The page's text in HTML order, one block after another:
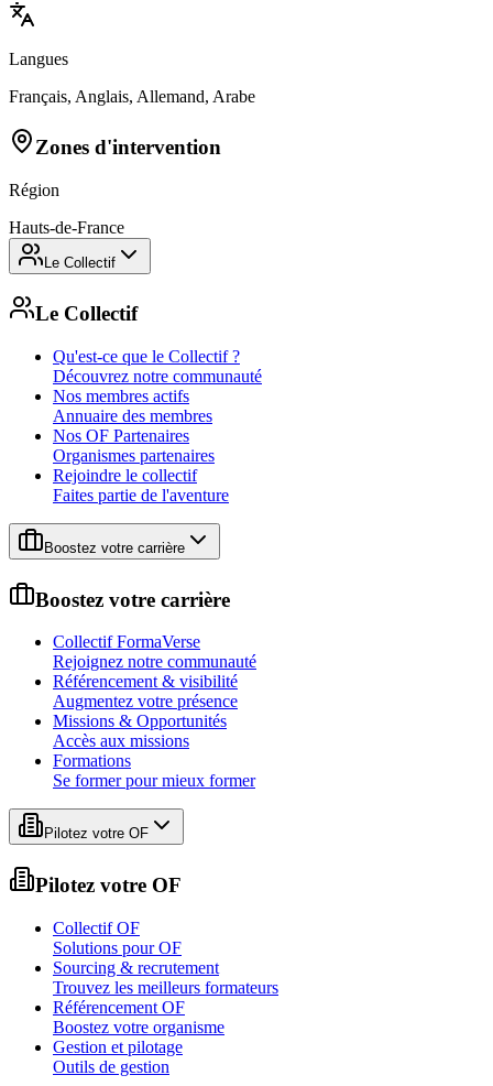
Langues
Français, Anglais, Allemand, Arabe
Zones d'intervention
Région
Hauts-de-France
Le Collectif
Le Collectif
Qu'est-ce que le Collectif ?
Découvrez notre communauté
Nos membres actifs
Annuaire des membres
Nos OF Partenaires
Organismes partenaires
Rejoindre le collectif
Faites partie de l'aventure
Boostez votre carrière
Boostez votre carrière
Collectif FormaVerse
Rejoignez notre communauté
Référencement & visibilité
Augmentez votre présence
Missions & Opportunités
Accès aux missions
Formations
Se former pour mieux former
Pilotez votre OF
Pilotez votre OF
Collectif OF
Solutions pour OF
Sourcing & recrutement
Trouvez les meilleurs formateurs
Référencement OF
Boostez votre organisme
Gestion et pilotage
Outils de gestion